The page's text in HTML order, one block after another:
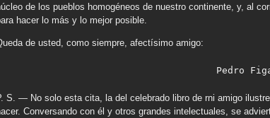
de los pueblos homogéneos de nuestro continente, y, al
hacer lo más y lo mejor posible.
de usted, como siempre, afectísimo amigo:
Pedro
S. — No solo esta cita, la del celebrado libro de rni amigo
Conversando con él y otros grandes intelectuales, se